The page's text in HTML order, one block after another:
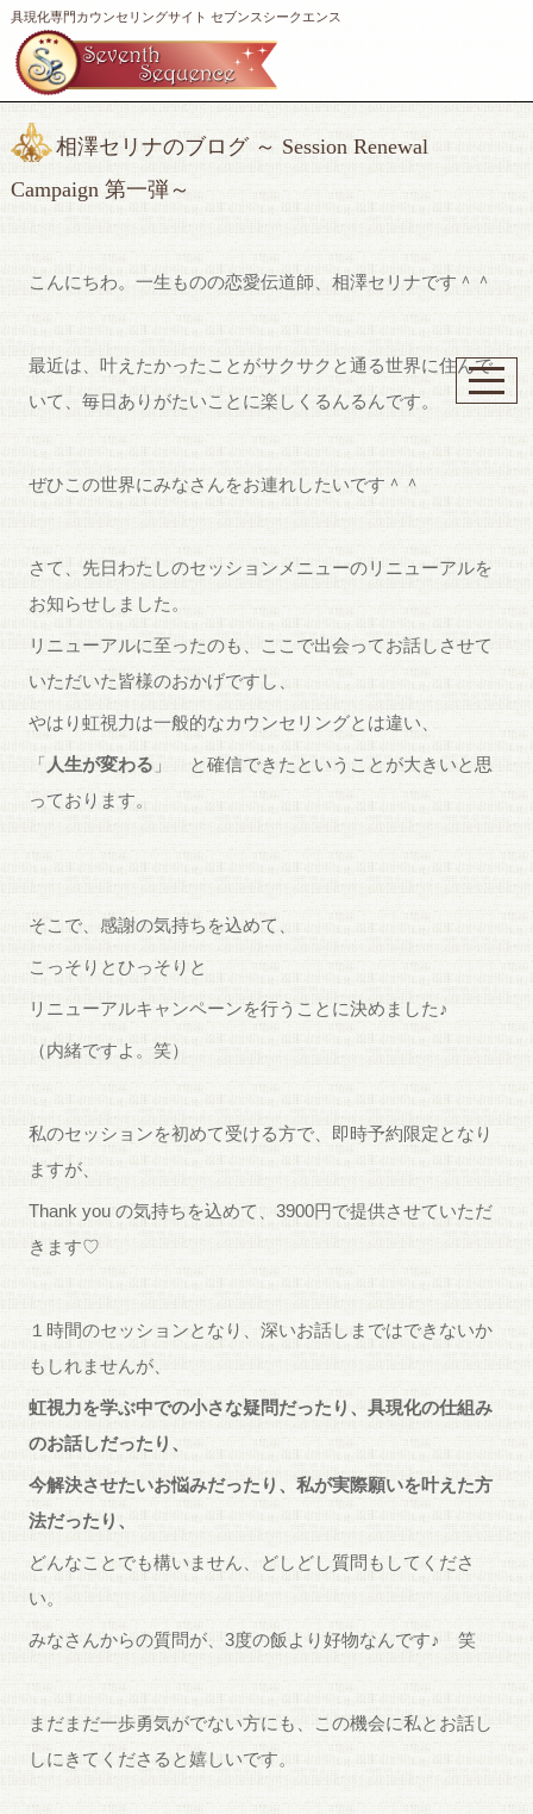
具現化専門カウンセリングサイト セブンスシークエンス
相澤セリナのブログ ～ Session Renewal
Campaign 第一弾～
こんにちわ。一生ものの恋愛伝道師、相澤セリナです＾＾
最近は、叶えたかったことがサクサクと通る世界に住んで
いて、毎日ありがたいことに楽しくるんるんです。
ぜひこの世界にみなさんをお連れしたいです＾＾
さて、先日わたしのセッションメニューのリニューアルを
お知らせしました。
リニューアルに至ったのも、ここで出会ってお話しさせて
いただいた皆様のおかげですし、
やはり虹視力は一般的なカウンセリングとは違い、
「 人生が変わる 」 と確信できたということが大きいと思
っております。
そこで、感謝の気持ちを込めて、
こっそりとひっそりと
リニューアルキャンペーンを行うことに決めました♪
（内緒ですよ。笑）
私のセッションを初めて受ける方で、即時予約限定となり
ますが、
Thank you の気持ちを込めて、3900円で提供させていただ
きます♡
１時間のセッションとなり、深いお話しまではできないか
もしれませんが、
虹視力を学ぶ中での小さな疑問だったり、具現化の仕組み
のお話しだったり、
今解決させたいお悩みだったり、私が実際願いを叶えた方
法だったり、
どんなことでも構いません、どしどし質問もしてくださ
い。
みなさんからの質問が、3度の飯より好物なんです♪ 笑
まだまだ一歩勇気がでない方にも、この機会に私とお話し
しにきてくださると嬉しいです。